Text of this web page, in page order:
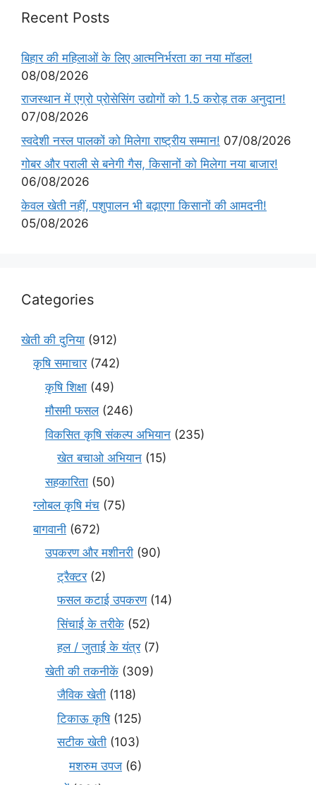
Recent Posts
बिहार की महिलाओं के लिए आत्मनिर्भरता का नया मॉडल!
08/08/2026
राजस्थान में एग्रो प्रोसेसिंग उद्योगों को 1.5 करोड़ तक अनुदान!
07/08/2026
स्वदेशी नस्ल पालकों को मिलेगा राष्ट्रीय सम्मान! 07/08/2026
गोबर और पराली से बनेगी गैस, किसानों को मिलेगा नया बाजार!
06/08/2026
केवल खेती नहीं, पशुपालन भी बढ़ाएगा किसानों की आमदनी!
05/08/2026
Categories
खेती की दुनिया (912)
कृषि समाचार(742)
कृषि शिक्षा (49)
मौसमी फसल(246)
विकसित कृषि संकल्प अभियान (235)
खेत बचाओ अभियान (15)
सहकारिता (50)
ग्लोबल कृषि मंच (75)
बागवानी (672)
उपकरण और मशीनरी (90)
ट्रैक्टर(2)
फसल कटाई उपकरण(14)
सिंचाई के तरीके (52)
हल / जुताई के यंत्र(7)
खेती की तकनीकें (309)
जैविक खेती (118)
टिकाऊ कृषि(125)
सटीक खेती (103)
मशरुम उपज (6)